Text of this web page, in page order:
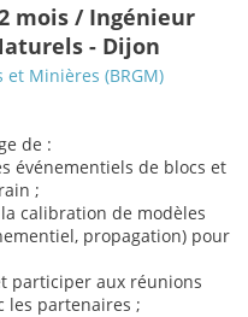
mois / Ingénieur
- Dijon
et Minières (BRGM)
de :
événementiels de blocs et
;
calibration de modèles
propagation) pour
participer aux réunions
les partenaires ;